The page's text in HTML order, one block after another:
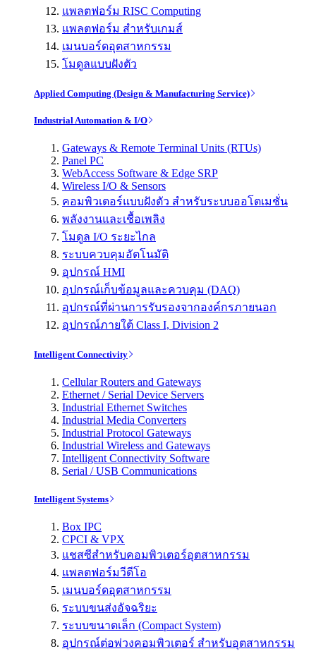
แพลตฟอร์ม RISC Computing
แพลตฟอร์ม สำหรับเกมส์
เมนบอร์ดอุตสาหกรรม
โมดูลแบบฝังตัว
Applied Computing (Design & Manufacturing Service)
Industrial Automation & I/O
Gateways & Remote Terminal Units (RTUs)
Panel PC
WebAccess Software & Edge SRP
Wireless I/O & Sensors
คอมพิวเตอร์แบบฝังตัว สำหรับระบบออโตเมชั่น
พลังงานและเชื้อเพลิง
โมดูล I/O ระยะไกล
ระบบควบคุมอัตโนมัติ
อุปกรณ์ HMI
อุปกรณ์เก็บข้อมูลและควบคุม (DAQ)
อุปกรณ์ที่ผ่านการรับรองจากองค์กรภายนอก
อุปกรณ์ภายใต้ Class I, Division 2
Intelligent Connectivity
Cellular Routers and Gateways
Ethernet / Serial Device Servers
Industrial Ethernet Switches
Industrial Media Converters
Industrial Protocol Gateways
Industrial Wireless and Gateways
Intelligent Connectivity Software
Serial / USB Communications
Intelligent Systems
Box IPC
CPCI & VPX
แชสซีสำหรับคอมพิวเตอร์อุตสาหกรรม
แพลตฟอร์มวีดีโอ
เมนบอร์ดอุตสาหกรรม
ระบบขนส่งอัจฉริยะ
ระบบขนาดเล็ก (Compact System)
อุปกรณ์ต่อพ่วงคอมพิวเตอร์ สำหรับอุตสาหกรรม